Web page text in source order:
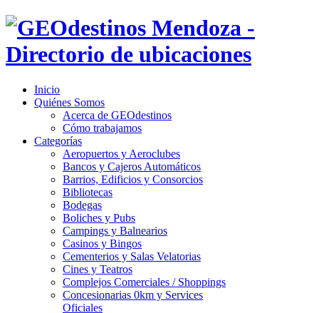
Inicio
Quiénes Somos
Acerca de GEOdestinos
Cómo trabajamos
Categorías
Aeropuertos y Aeroclubes
Bancos y Cajeros Automáticos
Barrios, Edificios y Consorcios
Bibliotecas
Bodegas
Boliches y Pubs
Campings y Balnearios
Casinos y Bingos
Cementerios y Salas Velatorias
Cines y Teatros
Complejos Comerciales / Shoppings
Concesionarias 0km y Services
Oficiales